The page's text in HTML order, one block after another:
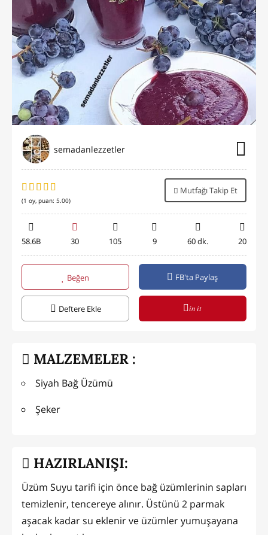
semadanlezzetler
(1 oy, puan: 5.00)
Mutfağı Takip Et
58.6B 30 105 9 60 dk. 20
Beğen FB'ta Paylaş
Deftere Ekle in it
MALZEMELER :
Siyah Bağ Üzümü
Şeker
HAZIRLANIŞI:
Üzüm Suyu tarifi için önce bağ üzümlerinin sapları
temizlenir, tencereye alınır. Üstünü 2 parmak
aşacak kadar su eklenir ve üzümler yumuşayana